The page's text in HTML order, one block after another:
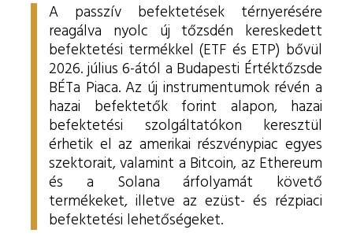
A passzív befektetések térnyerésére
reagálva nyolc új tőzsdén kereskedett
befektetési termékkel (ETF és ETP) bővül
2026. július 6-ától a Budapesti Értéktőzsde
BÉTa Piaca. Az új instrumentumok révén a
hazai befektetők forint alapon, hazai
befektetési szolgáltatókon keresztül
érhetik el az amerikai részvénypiac egyes
szektorait, valamint a Bitcoin, az Ethereum
és a Solana árfolyamát követő
termékeket, illetve az ezüst- és rézpiaci
befektetési lehetőségeket.